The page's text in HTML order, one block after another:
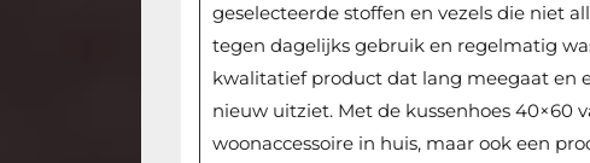
geselecteerde stoffen en vezels die niet
tegen dagelijks gebruik en regelmatig
kwalitatief product dat lang meegaat en
nieuw uitziet. Met de kussenhoes 40×60
woonaccessoire in huis, maar ook een